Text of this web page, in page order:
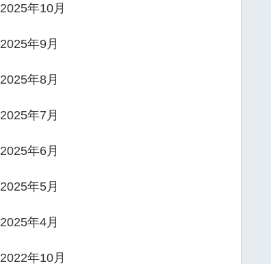
2025年10月
2025年9月
2025年8月
2025年7月
2025年6月
2025年5月
2025年4月
2022年10月